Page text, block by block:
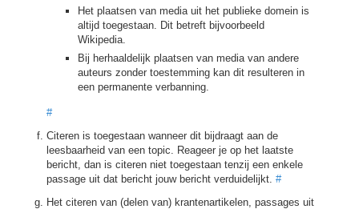
Het plaatsen van media uit het publieke domein is
altijd toegestaan. Dit betreft bijvoorbeeld
Wikipedia.
Bij herhaaldelijk plaatsen van media van andere
auteurs zonder toestemming kan dit resulteren in
een permanente verbanning.
#
Citeren is toegestaan wanneer dit bijdraagt aan de
leesbaarheid van een topic. Reageer je op het laatste
bericht, dan is citeren niet toegestaan tenzij een enkele
passage uit dat bericht jouw bericht verduidelijkt. #
Het citeren van (delen van) krantenartikelen, passages uit